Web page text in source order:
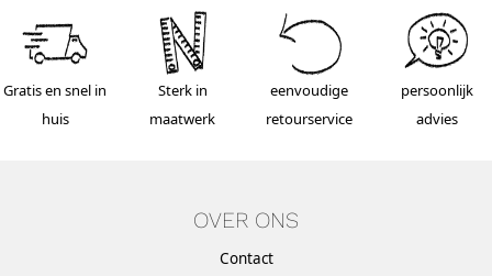
Gratis en snel in
huis
Sterk in
maatwerk
eenvoudige
retourservice
persoonlijk
advies
OVER ONS
Contact